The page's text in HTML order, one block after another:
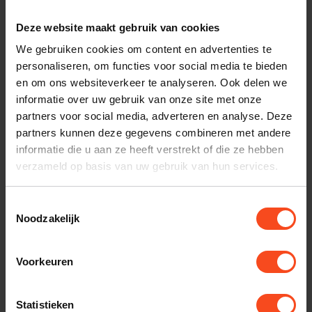
Deze website maakt gebruik van cookies
We gebruiken cookies om content en advertenties te
personaliseren, om functies voor social media te bieden
en om ons websiteverkeer te analyseren. Ook delen we
informatie over uw gebruik van onze site met onze
partners voor social media, adverteren en analyse. Deze
partners kunnen deze gegevens combineren met andere
informatie die u aan ze heeft verstrekt of die ze hebben
verzameld op basis van uw gebruik van hun services.
Noodzakelijk
Voorkeuren
Statistieken
nodig bij je bestelling? Neem contact op met onze
klantenservice.
Interesse in product
Maak een luisterafspraak
Productomschrijving
Reviews